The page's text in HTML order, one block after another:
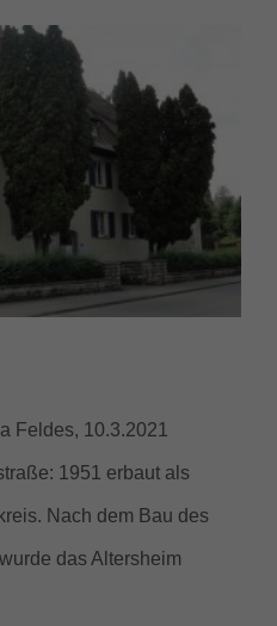
Feldes, 10.3.2021
1951 erbaut als
Nach dem Bau des
das Altersheim